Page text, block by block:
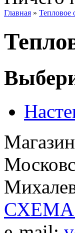
Главная » Тепловое
СХЕМА